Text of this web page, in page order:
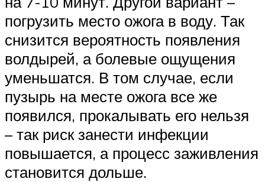
погрузить место ожога в воду. Так
снизится вероятность появления
волдырей, а болевые ощущения
уменьшатся. В том случае, если
пузырь на месте ожога все же
появился, прокалывать его нельзя
– так риск занести инфекции
повышается, а процесс заживления
становится дольше.